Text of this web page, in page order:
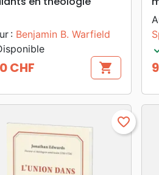
: Benjamin B. Warfield
CHF shopping_cart
favorite_border